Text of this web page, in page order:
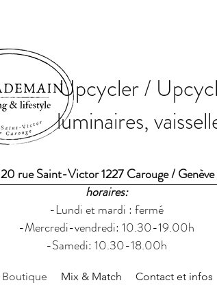
Upcycler /
luminaires,
20 rue Saint-Victor 1227 Carouge / Genève
horaires:
-Lundi et mardi : fermé
-Mercredi-vendredi: 10.30-19.00h
-Samedi: 10.30-18.00h
Boutique Mix & Match Contact et infos